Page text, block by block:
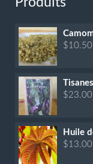
$10.50
$23.00
Huile
$13.00